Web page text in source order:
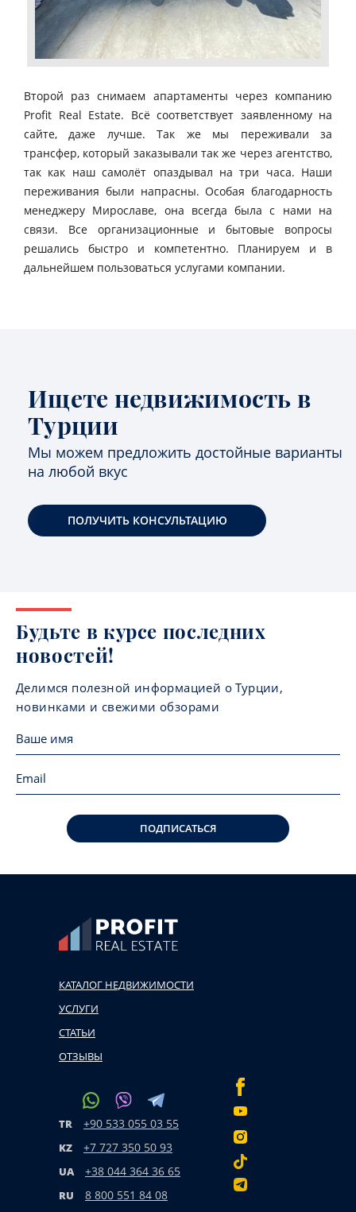
Второй раз снимаем апартаменты через компанию
Profit Real Estate. Всё соответствует заявленному на
сайте, даже лучше. Так же мы переживали за
трансфер, который заказывали так же через агентство,
так как наш самолёт опаздывал на три часа. Наши
переживания были напрасны. Особая благодарность
менеджеру Мирославе, она всегда была с нами на
связи. Все организационные и бытовые вопросы
решались быстро и компетентно. Планируем и в
дальнейшем пользоваться услугами компании.
Ищете недвижимость в
Турции
Мы можем предложить достойные варианты
на любой вкус
ПОЛУЧИТЬ КОНСУЛЬТАЦИЮ
Будьте в курсе последних
новостей!
Делимся полезной информацией о Турции,
новинками и свежими обзорами
ПОДПИСАТЬСЯ
КАТАЛОГ НЕДВИЖИМОСТИ
УСЛУГИ
СТАТЬИ
ОТЗЫВЫ
TR +90 533 055 03 55
KZ +7 727 350 50 93
UA +38 044 364 36 65
RU 8 800 551 84 08